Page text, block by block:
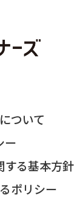
ついて
ー
する基本方針
ポリシー